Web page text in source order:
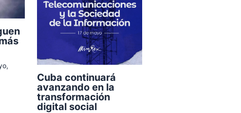
Cuba continuará
avanzando en la
transformación
digital social